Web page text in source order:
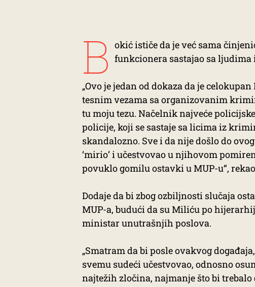
B okić ističe da je već sama
funkcionera sastajao sa
„Ovo je jedan od dokaza da je
tesnim vezama sa organizovanim
tu moju tezu. Načelnik najveće
policije, koji se sastaje sa licima iz
skandalozno. Sve i da nije došlo do
‘mirio’ i učestvovao u njihovom
povuklo gomilu ostavki u MUP-u“,
Dodaje da bi zbog ozbiljnosti slučaja
MUP-a, budući da su Miliću po
ministar unutrašnjih poslova.
„Smatram da bi posle ovakvog
svemu sudeći učestvovao, odnosno
najtežih zločina, najmanje što bi trebalo